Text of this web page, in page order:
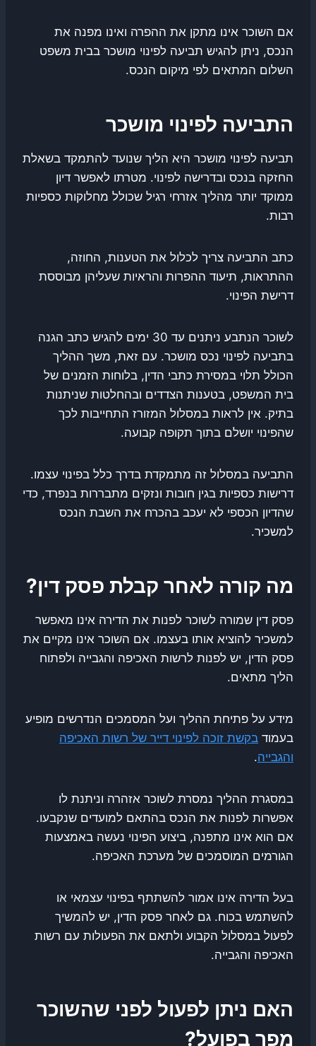
אם השוכר אינו מתקן את ההפרה ואינו מפנה את
הנכס, ניתן להגיש תביעה לפינוי מושכר בבית משפט
השלום המתאים לפי מיקום הנכס.
התביעה לפינוי מושכר
תביעה לפינוי מושכר היא הליך שנועד להתמקד בשאלת
החזקה בנכס ובדרישה לפינוי. מטרתו לאפשר דיון
ממוקד יותר מהליך אזרחי רגיל שכולל מחלוקות כספיות
רבות.
כתב התביעה צריך לכלול את הטענות, החוזה,
ההתראות, תיעוד ההפרות והראיות שעליהן מבוססת
דרישת הפינוי.
לשוכר הנתבע ניתנים עד 30 ימים להגיש כתב הגנה
בתביעה לפינוי נכס מושכר. עם זאת, משך ההליך
הכולל תלוי במסירת כתבי הדין, בלוחות הזמנים של
בית המשפט, בטענות הצדדים ובהחלטות שניתנות
בתיק. אין לראות במסלול המזורז התחייבות לכך
שהפינוי יושלם בתוך תקופה קבועה.
התביעה במסלול זה מתמקדת בדרך כלל בפינוי עצמו.
דרישות כספיות בגין חובות ונזקים מתבררות בנפרד, כדי
שהדיון הכספי לא יעכב בהכרח את השבת הנכס
למשכיר.
מה קורה לאחר קבלת פסק דין?
פסק דין שמורה לשוכר לפנות את הדירה אינו מאפשר
למשכיר להוציא אותו בעצמו. אם השוכר אינו מקיים את
פסק הדין, יש לפנות לרשות האכיפה והגבייה ולפתוח
הליך מתאים.
מידע על פתיחת ההליך ועל המסמכים הנדרשים מופיע
בעמוד בקשת זוכה לפינוי דייר של רשות האכיפה
והגבייה.
במסגרת ההליך נמסרת לשוכר אזהרה וניתנת לו
אפשרות לפנות את הנכס בהתאם למועדים שנקבעו.
אם הוא אינו מתפנה, ביצוע הפינוי נעשה באמצעות
הגורמים המוסמכים של מערכת האכיפה.
בעל הדירה אינו אמור להשתתף בפינוי עצמאי או
להשתמש בכוח. גם לאחר פסק הדין, יש להמשיך
לפעול במסלול הקבוע ולתאם את הפעולות עם רשות
האכיפה והגבייה.
האם ניתן לפעול לפני שהשוכר
מפר בפועל?